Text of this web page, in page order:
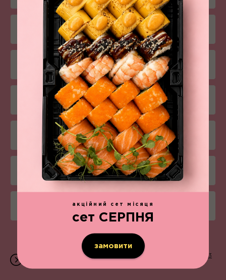
Комбо-меню
Салати
Снеки
Напої
Приймаємо замовлення щодня з 11:00 до 22:00 | 096 203
акційний сет місяця
сет СЕРПНЯ
замовити